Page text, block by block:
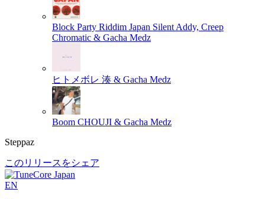
Block Party Riddim Japan Silent Addy, Creep
Chromatic & Gacha Medz
ヒトメボレ 湊 & Gacha Medz
Boom CHOUJI & Gacha Medz
Steppaz
このリリースをシェア
EN